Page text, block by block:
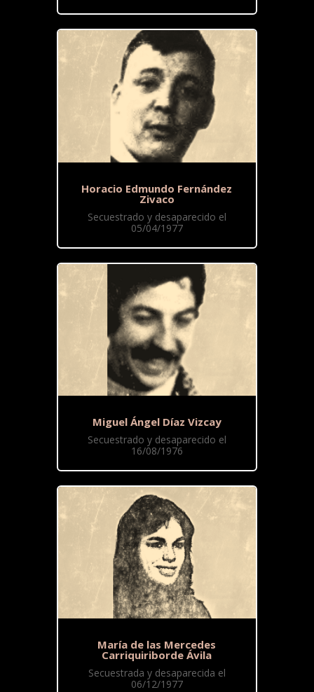
Horacio Edmundo Fernández
Zivaco
Secuestrado y desaparecido el
05/04/1977
Miguel Ángel Díaz Vizcay
Secuestrado y desaparecido el
16/08/1976
María de las Mercedes
Carriquiriborde Ávila
Secuestrada y desaparecida el
06/12/1977